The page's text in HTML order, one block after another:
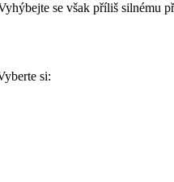
se však příliš silnému
si: